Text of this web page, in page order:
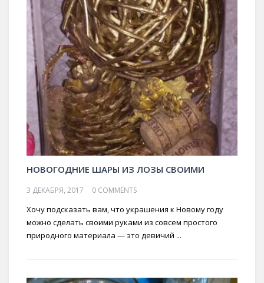
НОВОГОДНИЕ ШАРЫ ИЗ ЛОЗЫ СВОИМИ
3 ДЕКАБРЯ, 2017 0 COMMENTS
Хочу подсказать вам, что украшения к Новому году
можно сделать своими руками из совсем простого
природного материала — это девичий ...